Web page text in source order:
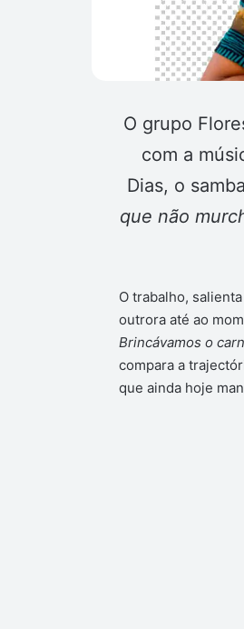
O grupo
com a
Dias, o
que não
O trabalho,
outrora até ao
Brincávamos o
compara a
que ainda hoje